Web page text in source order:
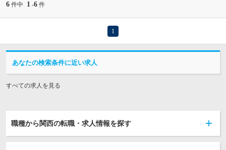
6 件中 1 -6 件
1
あなたの検索条件に近い求人
すべての求人を見る
職種から関西の転職・求人情報を探す